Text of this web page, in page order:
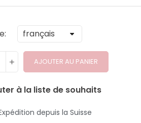
AJOUTER AU PANIER
à la liste de souhaits
depuis la Suisse